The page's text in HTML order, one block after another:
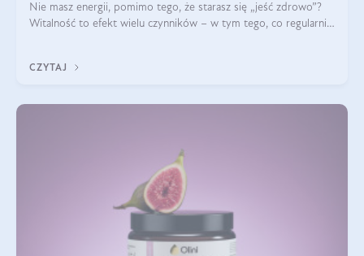
Nie masz energii, pomimo tego, że starasz się „jeść zdrowo”?
Witalność to efekt wielu czynników – w tym tego, co regularnie
CZYTAJ